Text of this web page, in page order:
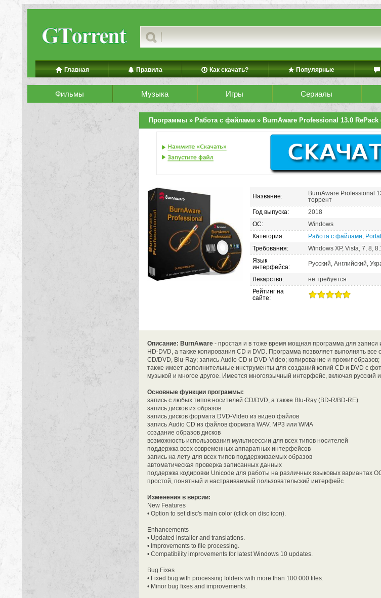
Главная Правила Как скачать? Популярные
Фильмы Музыка Игры Сериалы
Программы » Работа с файлами » BurnAware Professional 13.0
Название:
BurnAware Professional
торрент
Год выпуска:
2018
ОС:
Windows
Категория:
Работа с файлами,
Требования:
Windows XP, Vista, 7, 8,
Язык
интерфейса:
Русский, Английский,
Лекарство:
не требуется
Рейтинг на
сайте:
Описание: BurnAware - простая и в тоже время мощная программа для записи
HD-DVD, а также копирования CD и DVD. Программа позволяет выполнять
CD/DVD, Blu-Ray; запись Audio CD и DVD-Video; копирование и прожиг
также имеет дополнительные инструменты для созданий копий CD и DVD с
музыкой и многое другое. Имеется многоязычный интерфейс, включая русский
Основные функции программы:
запись с любых типов носителей CD/DVD, а также Blu-Ray (BD-R/BD-RE)
запись дисков из образов
запись дисков формата DVD-Video из видео файлов
запись Audio CD из файлов формата WAV, MP3 или WMA
создание образов дисков
возможность использования мультисессии для всех типов носителей
поддержка всех современных аппаратных интерфейсов
запись на лету для всех типов поддерживаемых образов
автоматическая проверка записанных данных
поддержка кодировки Unicode для работы на различных языковых вариантах
простой, понятный и настраиваемый пользовательский интерфейс
Изменения в версии:
New Features
• Option to set disc's main color (click on disc icon).
Enhancements
• Updated installer and translations.
• Improvements to file processing.
• Compatibility improvements for latest Windows 10 updates.
Bug Fixes
• Fixed bug with processing folders with more than 100.000 files.
• Minor bug fixes and improvements.